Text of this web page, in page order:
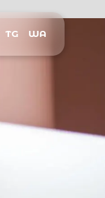
TG WA